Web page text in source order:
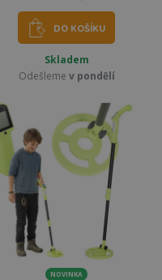
DO KOŠÍKU
Skladem
Odešleme v pondělí
NOVINKA